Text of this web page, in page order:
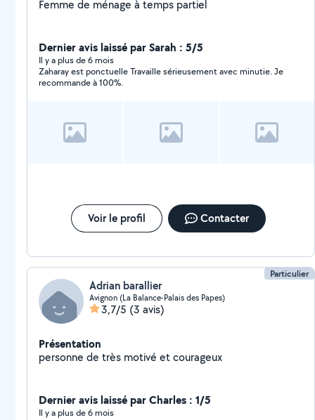
Femme de ménage à temps partiel
Dernier avis laissé par Sarah : 5/5
Il y a plus de 6 mois
Zaharay est ponctuelle Travaille sérieusement avec minutie. Je
recommande à 100%.
Voir le profil Contacter
Particulier
Adrian barallier
Avignon (La Balance-Palais des Papes)
3,7/5 (3 avis)
Présentation
personne de très motivé et courageux
Dernier avis laissé par Charles : 1/5
Il y a plus de 6 mois